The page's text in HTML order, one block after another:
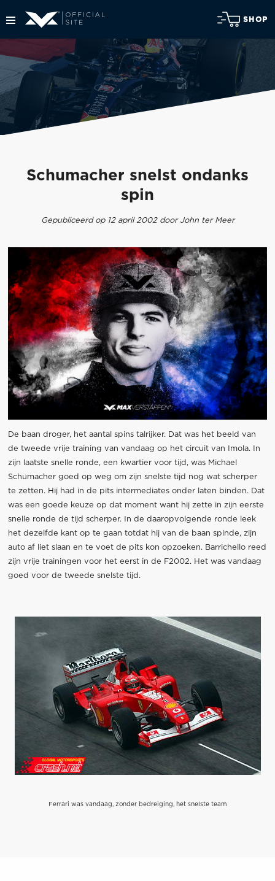
SHOP
Schumacher snelst ondanks
spin
Gepubliceerd op 12 april 2002 door John ter Meer
De baan droger, het aantal spins talrijker. Dat was het beeld van
de tweede vrije training van vandaag op het circuit van Imola. In
zijn laatste snelle ronde, een kwartier voor tijd, was Michael
Schumacher goed op weg om zijn snelste tijd nog wat scherper
te zetten. Hij had in de pits intermediates onder laten binden. Dat
was een goede keuze op dat moment want hij zette in zijn eerste
snelle ronde de tijd scherper. In de daaropvolgende ronde leek
het dezelfde kant op te gaan totdat hij van de baan spinde, zijn
auto af liet slaan en te voet de pits kon opzoeken. Barrichello reed
zijn vrije trainingen voor het eerst in de F2002. Het was vandaag
goed voor de tweede snelste tijd.
Ferrari was vandaag, zonder bedreiging, het snelste team